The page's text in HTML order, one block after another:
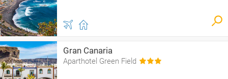
Gran Canaria
Aparthotel Green Field